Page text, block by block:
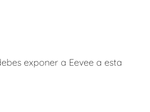
exponer a Eevee a esta